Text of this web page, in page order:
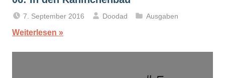
7. September 2016 Doodad Ausgaben
Weiterlesen